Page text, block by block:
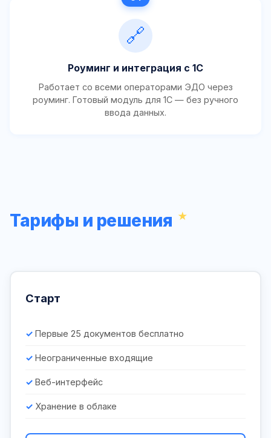
🔗
Роуминг и интеграция с 1С
Работает со всеми операторами ЭДО через
роуминг. Готовый модуль для 1С — без ручного
ввода данных.
Тарифы и решения
Старт
Первые 25 документов бесплатно
Неограниченные входящие
Веб-интерфейс
Хранение в облаке